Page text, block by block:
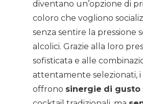
diventano un’opzione di
coloro che vogliono
senza sentire la pressione
alcolici. Grazie alla loro
sofisticata e alle
attentamente selezionati,
offrono sinergie di gusto